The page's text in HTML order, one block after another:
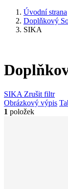
Úvodní strana
Doplňkový
SIKA
SIKA Zrušit filtr
Obrázkový výpis
1 položek